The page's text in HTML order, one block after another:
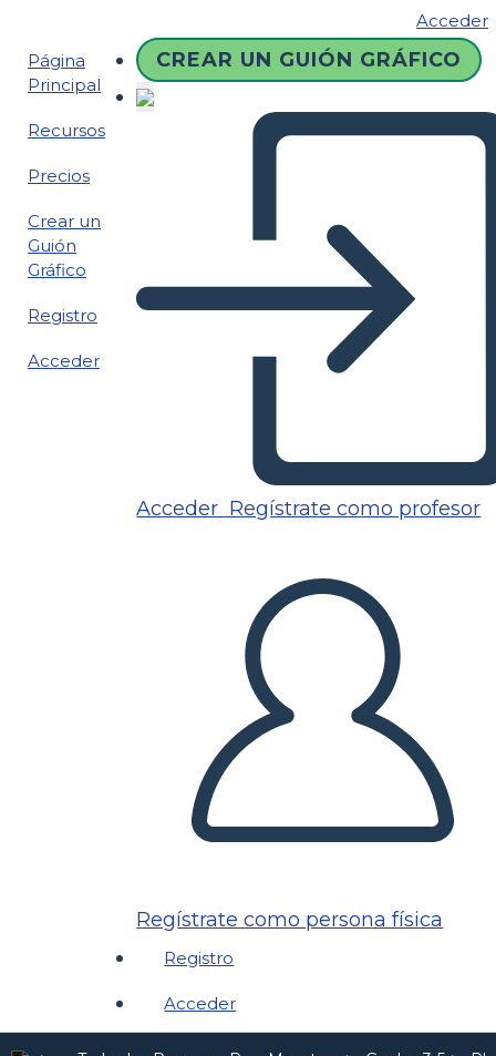
Acceder
Página
Principal
Recursos
Precios
Crear un
Guión
Gráfico
Registro
Acceder
CREAR UN GUIÓN GRÁFICO
Acceder Regístrate como profesor
Regístrate como persona física
Registro
Acceder